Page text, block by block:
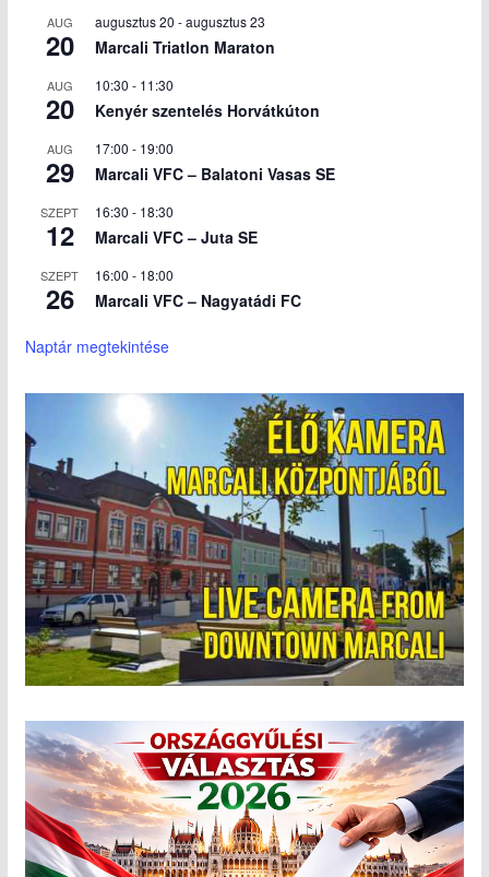
AUG
20
augusztus 20 -augusztus 23
Marcali Triatlon Maraton
AUG
20
10:30 - 11:30
Kenyér szentelés Horvátkúton
AUG
29
17:00 - 19:00
Marcali VFC – Balatoni Vasas SE
SZEPT
12
16:30 - 18:30
Marcali VFC – Juta SE
SZEPT
26
16:00 - 18:00
Marcali VFC – Nagyatádi FC
Naptár megtekintése